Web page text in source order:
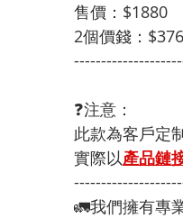
售價：$1880
2個價錢：
❓注意：
此款為客戶定
實際以產品鏈
🚛我們擁有專